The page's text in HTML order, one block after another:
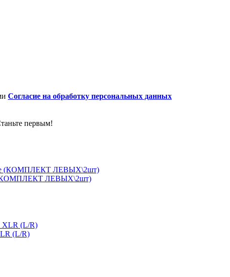
Согласие на обработку персональных данных
первым!
(КОМПЛЕКТ ЛЕВЫХ\2шт)
(L/R)